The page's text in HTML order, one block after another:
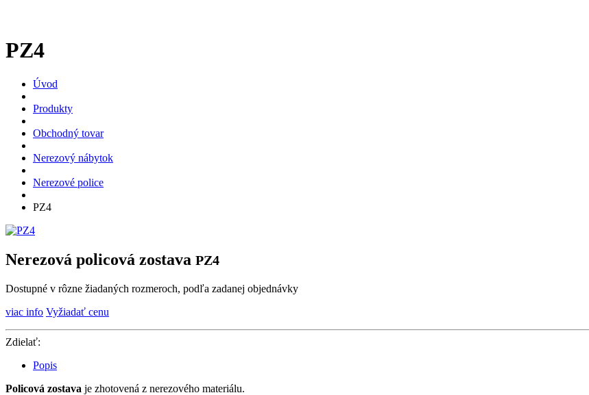
PZ4
Úvod
Produkty
Obchodný tovar
Nerezový nábytok
Nerezové police
PZ4
Nerezová policová zostava PZ4
Dostupné v rôzne žiadaných rozmeroch, podľa zadanej objednávky
viac info Vyžiadať cenu
Zdielať:
Popis
Policová zostava je zhotovená z nerezového materiálu.